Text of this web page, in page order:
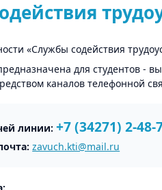
«Службы содействия
для студентов -
каналов телефонной
линии: +7 (34271) 2-48-
zavuch.kti@mail.ru